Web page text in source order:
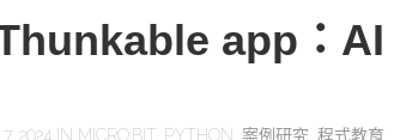
app：AI
2024 IN MICRO:BIT PYTHON 案例研究 程式教育